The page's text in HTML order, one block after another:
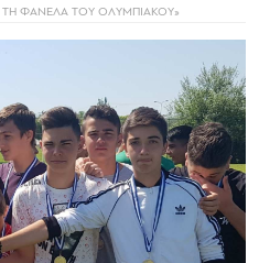
ΤΗ ΦΑΝΕΛΑ ΤΟΥ ΟΛΥΜΠΙΑΚΟΥ»